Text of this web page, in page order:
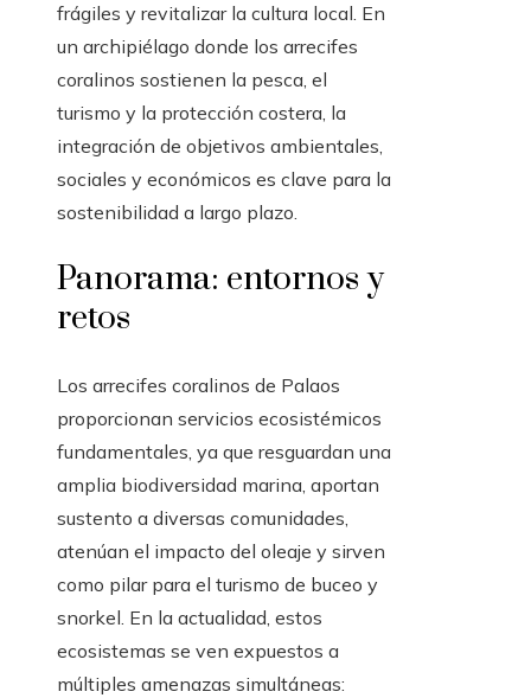
frágiles y revitalizar la cultura local. En
un archipiélago donde los arrecifes
coralinos sostienen la pesca, el
turismo y la protección costera, la
integración de objetivos ambientales,
sociales y económicos es clave para la
sostenibilidad a largo plazo.
Panorama: entornos y
retos
Los arrecifes coralinos de Palaos
proporcionan servicios ecosistémicos
fundamentales, ya que resguardan una
amplia biodiversidad marina, aportan
sustento a diversas comunidades,
atenúan el impacto del oleaje y sirven
como pilar para el turismo de buceo y
snorkel. En la actualidad, estos
ecosistemas se ven expuestos a
múltiples amenazas simultáneas: